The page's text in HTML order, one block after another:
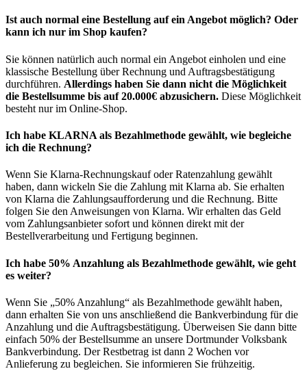
Ist auch normal eine Bestellung auf ein Angebot möglich? Oder
kann ich nur im Shop kaufen?
Sie können natürlich auch normal ein Angebot einholen und eine
klassische Bestellung über Rechnung und Auftragsbestätigung
durchführen. Allerdings haben Sie dann nicht die Möglichkeit
die Bestellsumme bis auf 20.000€ abzusichern. Diese Möglichkeit
besteht nur im Online-Shop.
Ich habe KLARNA als Bezahlmethode gewählt, wie begleiche
ich die Rechnung?
Wenn Sie Klarna-Rechnungskauf oder Ratenzahlung gewählt
haben, dann wickeln Sie die Zahlung mit Klarna ab. Sie erhalten
von Klarna die Zahlungsaufforderung und die Rechnung. Bitte
folgen Sie den Anweisungen von Klarna. Wir erhalten das Geld
vom Zahlungsanbieter sofort und können direkt mit der
Bestellverarbeitung und Fertigung beginnen.
Ich habe 50% Anzahlung als Bezahlmethode gewählt, wie geht
es weiter?
Wenn Sie „50% Anzahlung“ als Bezahlmethode gewählt haben,
dann erhalten Sie von uns anschließend die Bankverbindung für die
Anzahlung und die Auftragsbestätigung. Überweisen Sie dann bitte
einfach 50% der Bestellsumme an unsere Dortmunder Volksbank
Bankverbindung. Der Restbetrag ist dann 2 Wochen vor
Anlieferung zu begleichen. Sie informieren Sie frühzeitig.